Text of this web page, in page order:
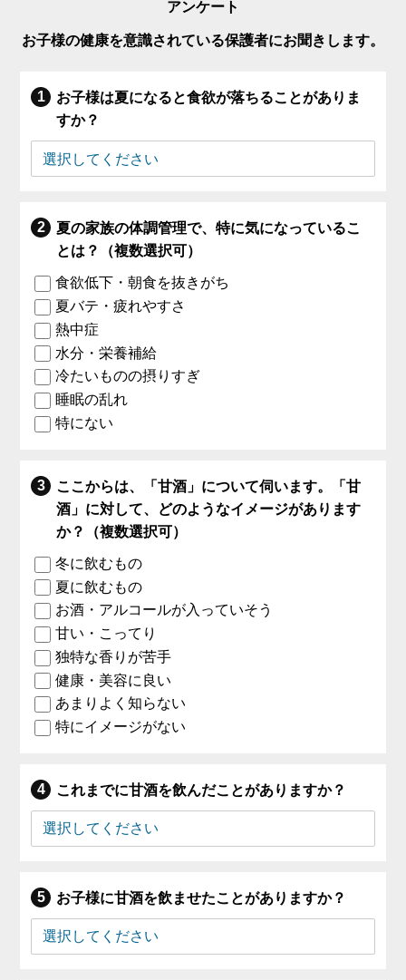
アンケート
お子様の健康を意識されている保護者にお聞きします。
お子様は夏になると食欲が落ちることがありま
すか？
夏の家族の体調管理で、特に気になっているこ
とは？（複数選択可）
食欲低下・朝食を抜きがち
夏バテ・疲れやすさ
熱中症
水分・栄養補給
冷たいものの摂りすぎ
睡眠の乱れ
特にない
ここからは、「甘酒」について伺います。「甘
酒」に対して、どのようなイメージがあります
か？（複数選択可）
冬に飲むもの
夏に飲むもの
お酒・アルコールが入っていそう
甘い・こってり
独特な香りが苦手
健康・美容に良い
あまりよく知らない
特にイメージがない
これまでに甘酒を飲んだことがありますか？
お子様に甘酒を飲ませたことがありますか？